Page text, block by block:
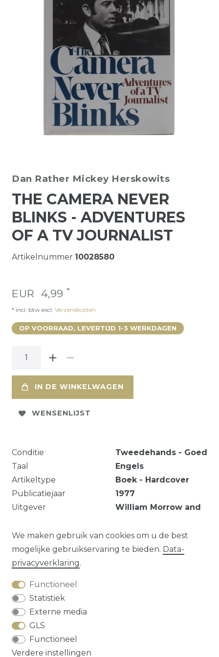
Dan Rather Mickey Herskowits
THE CAMERA NEVER
BLINKS - ADVENTURES
OF A TV JOURNALIST
Artikelnummer 10028580
EUR 4,99 *
* incl. btw excl. Verzendkosten
OP VOORRAAD, LEVERTIJD 1-3 WERKDAGEN
IN DE WINKELWAGEN
WENSENLIJST
Conditie
Tweedehands - Goed
Taal
Engels
Artikeltype
Boek - Hardcover
Publicatiejaar
1977
Uitgever
William Morrow and
EAN
9780688031848
Vraag over dit artikel?
We maken gebruik van cookies om u de best
mogelijke gebruikservaring te bieden. Data­
privacy­verklaring.
Functioneel
Statistiek
Externe media
GLS
Functioneel
Verdere instellingen